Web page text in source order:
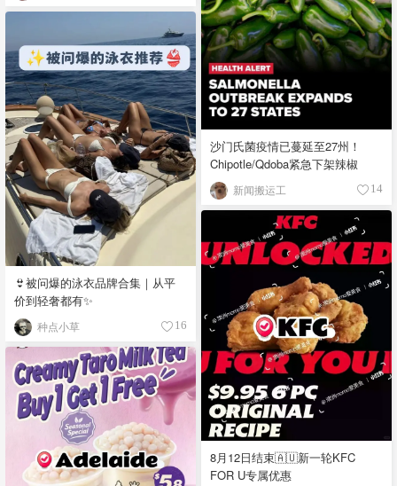
沙门氏菌疫情已蔓延至27州！
Chipotle/Qdoba紧急下架辣椒
新闻搬运工 14
👙被问爆的泳衣品牌合集｜从平
价到轻奢都有✨
种点小草 16
8月12日结束🇦🇺新一轮KFC
FOR U专属优惠